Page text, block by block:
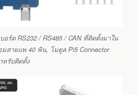
ร์ด RS232 / RS485 / CAN ที่ติดตั้งมาใน
มสายแพ 40 พิน, โมดูล Pi5 Connector
หรับติดตั้ง